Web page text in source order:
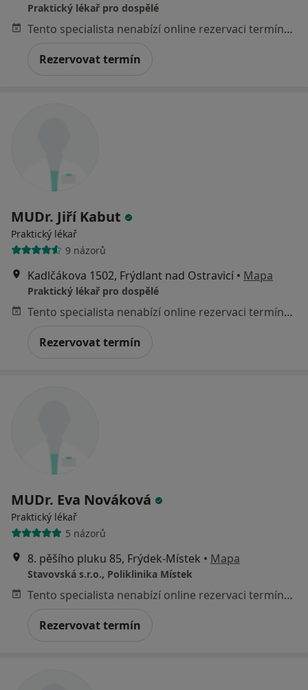
Praktický lékař pro dospělé
Tento specialista nenabízí online rezervaci termínu na této adrese.
Rezervovat termín
MUDr. Jiří Kabut
Praktický lékař
9 názorů
Kadlčákova 1502, Frýdlant nad Ostravicí • Mapa
Praktický lékař pro dospělé
Tento specialista nenabízí online rezervaci termínu na této adrese.
Rezervovat termín
MUDr. Eva Nováková
Praktický lékař
5 názorů
8. pěšího pluku 85, Frýdek-Místek • Mapa
Stavovská s.r.o., Poliklinika Místek
Tento specialista nenabízí online rezervaci termínu na této adrese.
Rezervovat termín